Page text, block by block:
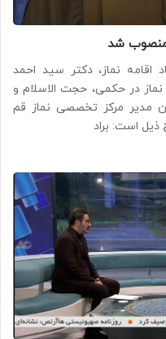
منصوب شد
اقامه نماز، دکتر سید احمد
نماز در حکمی، حجت الاسلام و
مدیر مرکز تخصصی نماز قم
است: براد